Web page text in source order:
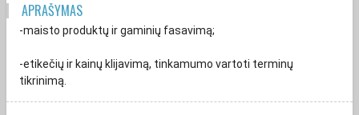
APRAŠYMAS
-maisto produktų ir gaminių fasavimą;
-etikečių ir kainų klijavimą, tinkamumo vartoti terminų
tikrinimą.